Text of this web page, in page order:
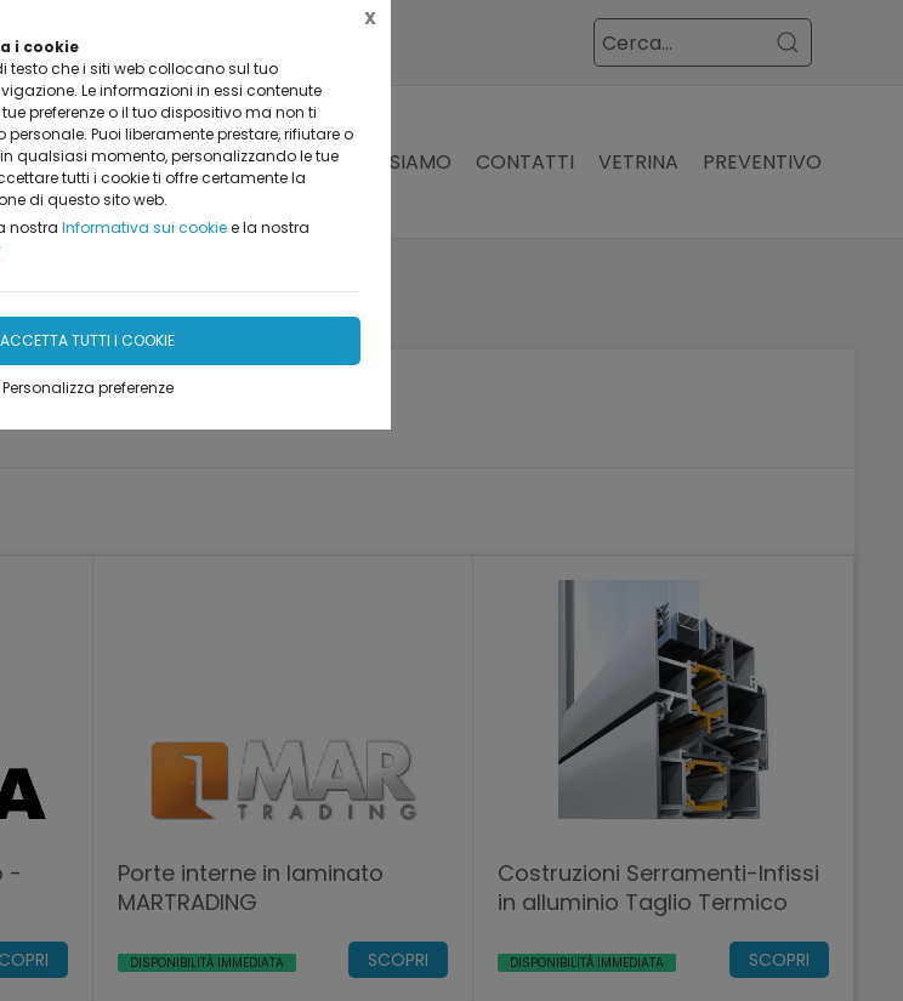
i cookie
testo che i siti web collocano sul tuo
Le informazioni in essi contenute
preferenze o il tuo dispositivo ma non ti
Puoi liberamente prestare, rifiutare o
qualsiasi momento, personalizzando le tue
tutti i cookie ti offre certamente la
di questo sito web.
nostra Informativa sui cookiee la nostra
ACCETTA TUTTI I COOKIE
Personalizza preferenze
X
MARCHI TRATTATI DOVE SIAMO CONTATTI VETRINA PREVENTIVO
-
Porte interne in laminato
MARTRADING
DISPONIBILITÀ IMMEDIATA SCOPRI
Costruzioni Serramenti-Infissi
in alluminio Taglio Termico
DISPONIBILITÀ IMMEDIATA SCOPRI